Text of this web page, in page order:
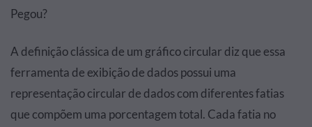
Pegou?
A definição clássica de um gráfico circular diz que essa
ferramenta de exibição de dados possui uma
representação circular de dados com diferentes fatias
que compõem uma porcentagem total. Cada fatia no